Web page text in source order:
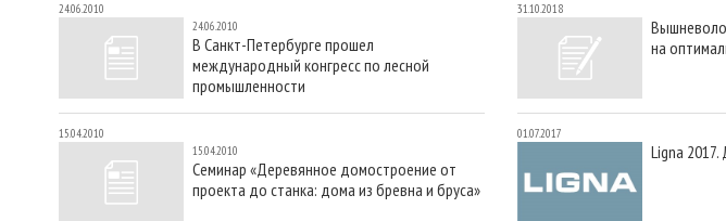
24.06.2010
24.06.2010
В Санкт-Петербурге прошел
международный конгресс по лесной
промышленности
15.04.2010
15.04.2010
Семинар «Деревянное домостроение от
проекта до станка: дома из бревна и бруса»
31.10.2018
на
01.07.2017
Ligna